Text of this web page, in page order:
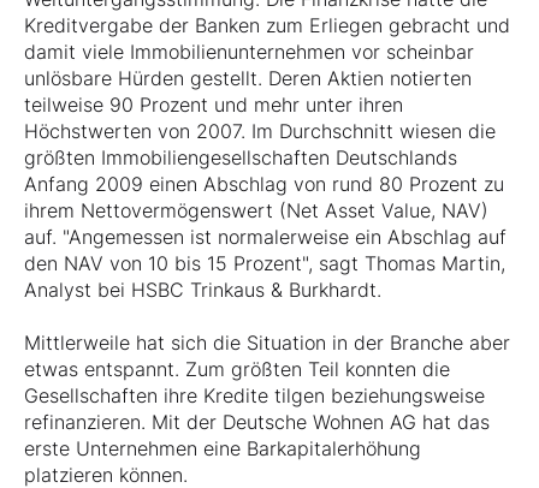
Kreditvergabe der Banken zum Erliegen gebracht und
damit viele Immobilienunternehmen vor scheinbar
unlösbare Hürden gestellt. Deren Aktien notierten
teilweise 90 Prozent und mehr unter ihren
Höchstwerten von 2007. Im Durchschnitt wiesen die
größten Immobiliengesellschaften Deutschlands
Anfang 2009 einen Abschlag von rund 80 Prozent zu
ihrem Nettovermögenswert (Net Asset Value, NAV)
auf. "Angemessen ist normalerweise ein Abschlag auf
den NAV von 10 bis 15 Prozent", sagt Thomas Martin,
Analyst bei HSBC Trinkaus & Burkhardt.
Mittlerweile hat sich die Situation in der Branche aber
etwas entspannt. Zum größten Teil konnten die
Gesellschaften ihre Kredite tilgen beziehungsweise
refinanzieren. Mit der Deutsche Wohnen AG hat das
erste Unternehmen eine Barkapitalerhöhung
platzieren können.